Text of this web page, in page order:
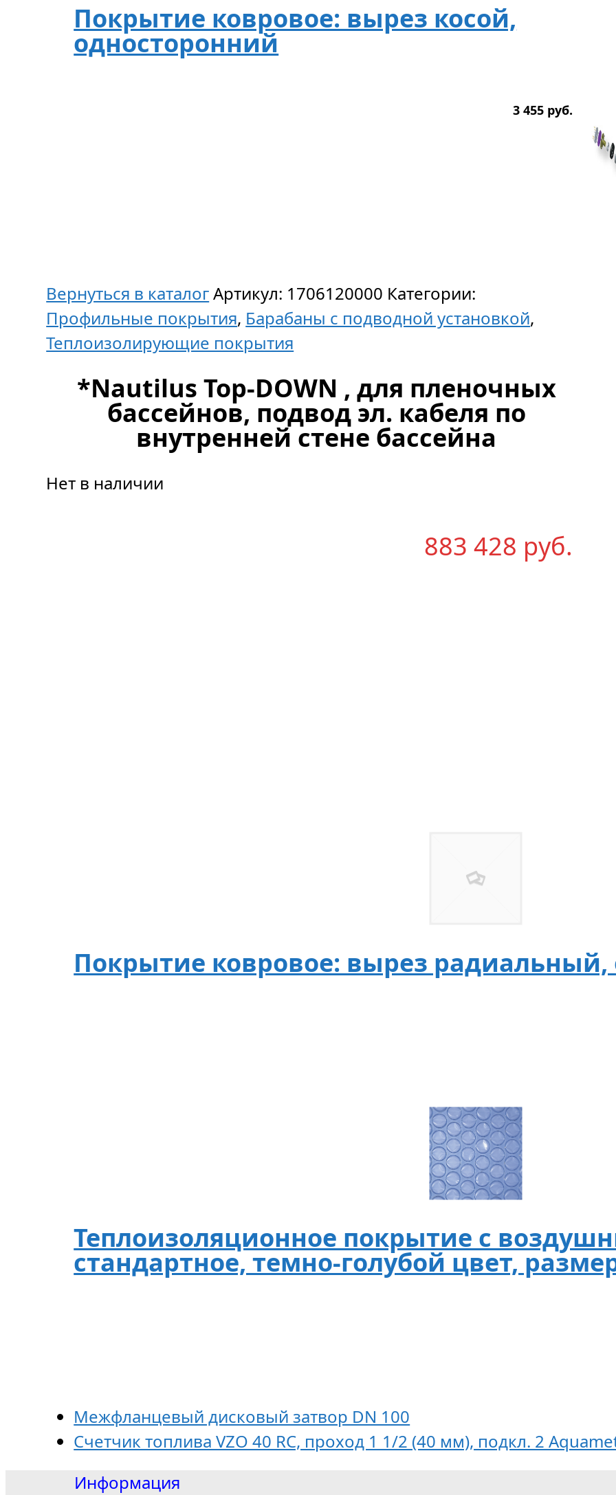
Вернуться в каталогАртикул: 1706120000 Категории:
Профильные покрытия, Барабаны с подводной установкой,
Теплоизолирующие покрытия
*Nautilus Top-DOWN , для пленочных
бассейнов, подвод эл. кабеля по
внутренней стене бассейна
Нет в наличии
883 428 руб.
Покрытие ковровое: вырез косой,
односторонний
3 455 руб.
Покрытие ковровое: вырез радиальный,
Теплоизоляционное покрытие с
стандартное, темно-голубой цвет,
Межфланцевый дисковый затвор DN 100
Счетчик топлива VZO 40 RC, проход 1 1/2 (40 мм), подкл. 2
Информация